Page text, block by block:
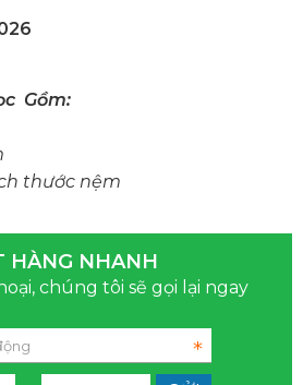
Gồm:
thước nệm
HÀNG NHANH
chúng tôi sẽ gọi lại ngay